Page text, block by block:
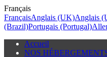
Français
FrançaisAnglais (UK)Anglais
(Brazil)Portugais (Portugal)
Accueil
NOS